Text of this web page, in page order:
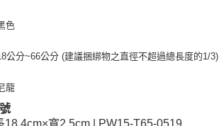
色
公分~66公分 (建議捆綁物之直徑不超過總長度的1/3)
龍
18.4cm×寬2.5cm | PW15-T65-0519